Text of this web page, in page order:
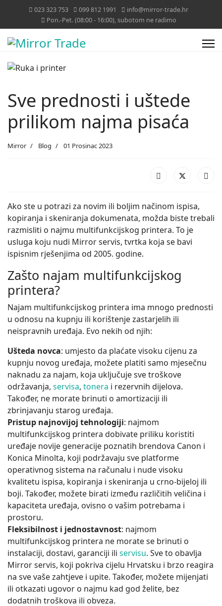
023 323 753 099 812 1991
info@mirror-trade.hr
Pon.-Pet. (08:00 - 16:00), subotom ne radimo
Sve prednosti i uštede
prilikom najma pisaća
Mirror Blog 01 Prosinac 2023
Ako ste u potrazi za novim ili boljim načinom ispisa,
kopiranja i skeniranja dokumenata, možda biste trebali
razmisliti o najmu multifunkcijskog printera. To je
usluga koju nudi Mirror servis, tvrtka koja se bavi
ispisnim rješenjima od 2005. godine.
Zašto najam multifunkcijskog
printera?
Najam multifunkcijskog printera ima mnogo prednosti
u odnosu na kupnju ili korištenje zastarjelih ili
neispravnih uređaja. Evo nekih od njih:
Ušteda novca: umjesto da plaćate visoku cijenu za
kupnju novog uređaja, možete platiti samo mjesečnu
naknadu za najam, koja uključuje sve troškove
održavanja, servisa, tonera i rezervnih dijelova.
Također, ne morate brinuti o amortizaciji ili
zbrinjavanju starog uređaja.
Pristup najnovijoj tehnologiji: najmom
multifunkcijskog printera dobivate priliku koristiti
uređaje novije generacije poznatih brendova Canon i
Konica Minolta, koji podržavaju sve platforme
operativnog sistema na računalu i nude visoku
kvalitetu ispisa, kopiranja i skeniranja u crno-bijeloj ili
boji. Također, možete birati između različitih veličina i
kapaciteta uređaja, ovisno o vašim potrebama i
prostoru.
Fleksibilnost i jednostavnost: najmom
multifunkcijskog printera ne morate se brinuti o
instalaciji, dostavi, garanciji ili servisu. Sve to obavlja
Mirror servis, koji pokriva cijelu Hrvatsku i brzo reagira
na sve vaše zahtjeve i upite. Također, možete mijenjati
ili otkazati ugovor o najmu kad god želite, bez
dodatnih troškova ili obveza.